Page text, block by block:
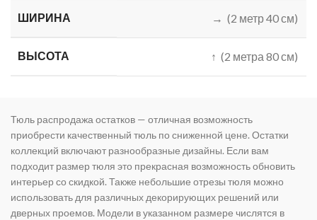
ШИРИНА → (2 метр 40 см)
ВЫСОТА ↑ (2 метра 80 см)
Тюль распродажа остатков — отличная возможность
приобрести качественный тюль по сниженной цене. Остатки
коллекций включают разнообразные дизайны. Если вам
подходит размер тюля это прекрасная возможность обновить
интерьер со скидкой. Также небольшие отрезы тюля можно
использовать для различных декорирующих решений или
дверных проемов. Модели в указанном размере числятся в